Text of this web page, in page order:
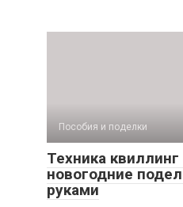
Пособия и поделки
Техника
новогодние
руками